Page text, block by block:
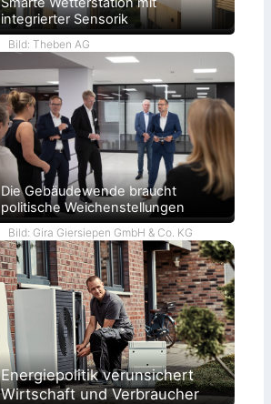
integrierter Sensorik
Bild: Theben AG
Die Gebäudewende braucht
politische Weichenstellungen
Bild: Gira Giersiepen GmbH & Co. KG
Energiepolitik verunsichert
Wirtschaft und Verbraucher